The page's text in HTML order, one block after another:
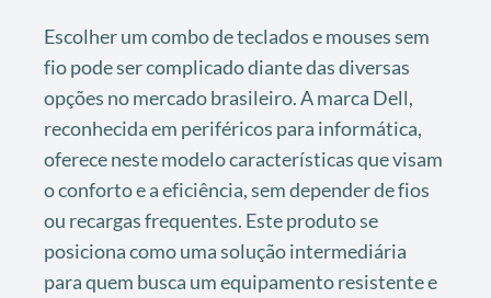
Escolher um combo de teclados e mouses sem
fio pode ser complicado diante das diversas
opções no mercado brasileiro. A marca Dell,
reconhecida em periféricos para informática,
oferece neste modelo características que visam
o conforto e a eficiência, sem depender de fios
ou recargas frequentes. Este produto se
posiciona como uma solução intermediária
para quem busca um equipamento resistente e